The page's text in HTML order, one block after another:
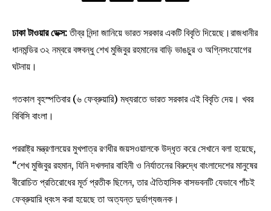
ঢাকা টাওয়ার ডেক্স:তীব্র নিন্দা জানিয়ে ভারত সরকার একটি বিবৃতি দিয়েছে।রাজধানীর
ধানমন্ডির ৩২ নম্বরে বঙ্গবন্ধু শেখ মুজিবুর রহমানের বাড়ি ভাঙচু্র ও অগ্নিসংযোগের
ঘটনায়।
গতকাল বৃহস্পতিবার (৬ ফেব্রুয়ারি) মধ্যরাতে ভারত সরকার এই বিবৃতি দেয়। খবর
বিবিসি বাংলা।
পররাষ্ট্র মন্ত্রণালয়ের মুখপাত্র রণধীর জয়সওয়ালকে উদ্ধৃত করে সেখানে বলা হয়েছে,
“শেখ মুজিবুর রহমান, যিনি দখলদার বাহিনী ও নির্যাতনের বিরুদ্ধে বাংলাদেশের মানুষের
বীরোচিত প্রতিরোধের মূর্ত প্রতীক ছিলেন, তার ঐতিহাসিক বাসভবনটি যেভাবে পাঁচই
ফেব্রুয়ারি ধ্বংস করা হয়েছে তা অত্যন্ত দুর্ভাগ্যজনক।